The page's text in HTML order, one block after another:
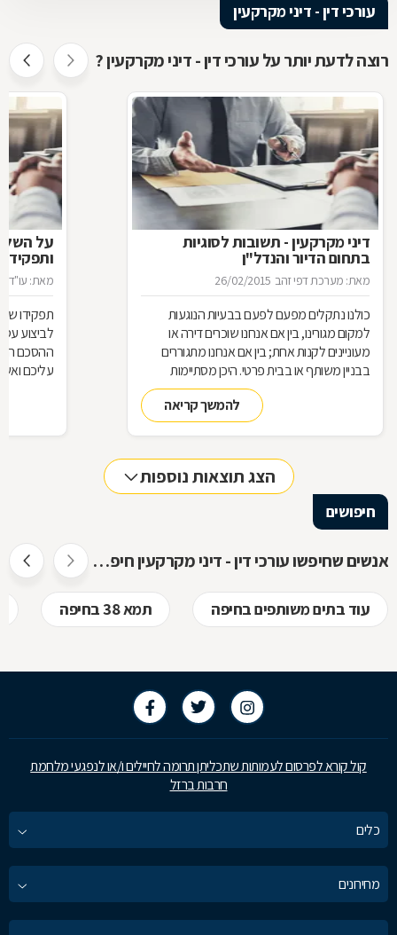
עורכי דין - דיני מקרקעין
רוצה לדעת יותר על עורכי דין - דיני מקרקעין ?
דיני מקרקעין - תשובות לסוגיות
בתחום הדיור והנדל"ן
מאת: מערכת דפי זהב 26/02/2015
כולנו נתקלים מפעם לפעם בבעיות הנוגעות
למקום מגורינו, בין אם אנחנו שוכרים דירה או
מעוניינים לקנות אחת; בין אם אנחנו מתגוררים
בבניין משותף או בבית פרטי. היכן מסתיימות
זכויותינו ביחס לשכנינו? מה אומר החוק בקשר
לחריגות בנייה? האם בניית ממ"ד מחייבת את כל
הדיירים וכו'. כדי לקבל מושג בנוגע למעמדנו
המקרקעין, ריכזנו שאלות שנשאלו בפורום
מקרקעין, ואשר נענו ע"י עו"ד אילן קרייטר
להמשך קריאה
מאת: עו"ד
תפקידו
ההסכם
עליכם
הצג תוצאות נוספות
חיפושים
אנשים שחיפשו עורכי דין - דיני מקרקעין חיפשו גם
עוד בתים משותפים בחיפה תמא 38 בחיפה
קול קורא לפרסום לעמותות שתכליתן תרומה לחיילים ו/או לנפגעי מלחמת
חרבות ברזל
כלים
מחירונים